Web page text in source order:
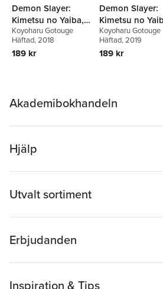
Demon Slayer:
Kimetsu no Yaiba,
Vol. 1
Koyoharu Gotouge
Häftad, 2018
189 kr
Demon Slayer:
Kimetsu no
Vol. 6
Koyoharu Gotouge
Häftad, 2019
189 kr
Akademibokhandeln
Hjälp
Utvalt sortiment
Erbjudanden
Inspiration & Tips